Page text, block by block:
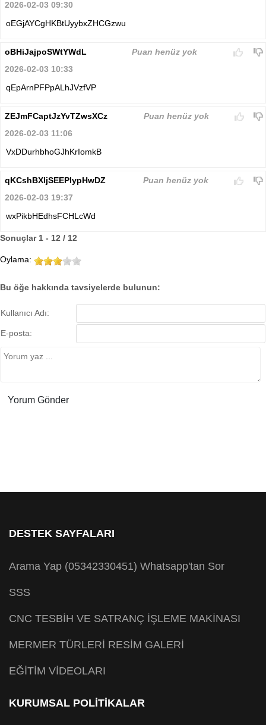
2026-02-03 09:30
oEGjAYCgHKBtUyybxZHCGzwu
oBHiJajpoSWtYWdL
Puan henüz yok
2026-02-03 10:33
qEpArnPFPpALhJVzfVP
ZEJmFCaptJzYvTZwsXCz
Puan henüz yok
2026-02-03 11:06
VxDDurhbhoGJhKrIomkB
qKCshBXIjSEEPlypHwDZ
Puan henüz yok
2026-02-03 19:37
wxPikbHEdhsFCHLcWd
Sonuçlar 1 - 12 / 12
Oylama:
Bu öğe hakkında tavsiyelerde bulunun:
Kullanıcı Adı:
E-posta:
DESTEK SAYFALARI
Arama Yap (05342330451) Whatsapp'tan Sor
SSS
CNC TESBİH VE SATRANÇ İŞLEME MAKİNASI
MERMER TÜRLERİ RESİM GALERİ
EĞİTİM VİDEOLARI
KURUMSAL POLİTİKALAR